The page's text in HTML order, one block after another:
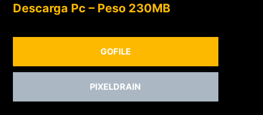
Descarga Pc – Peso 230MB
GOFILE
PIXELDRAIN